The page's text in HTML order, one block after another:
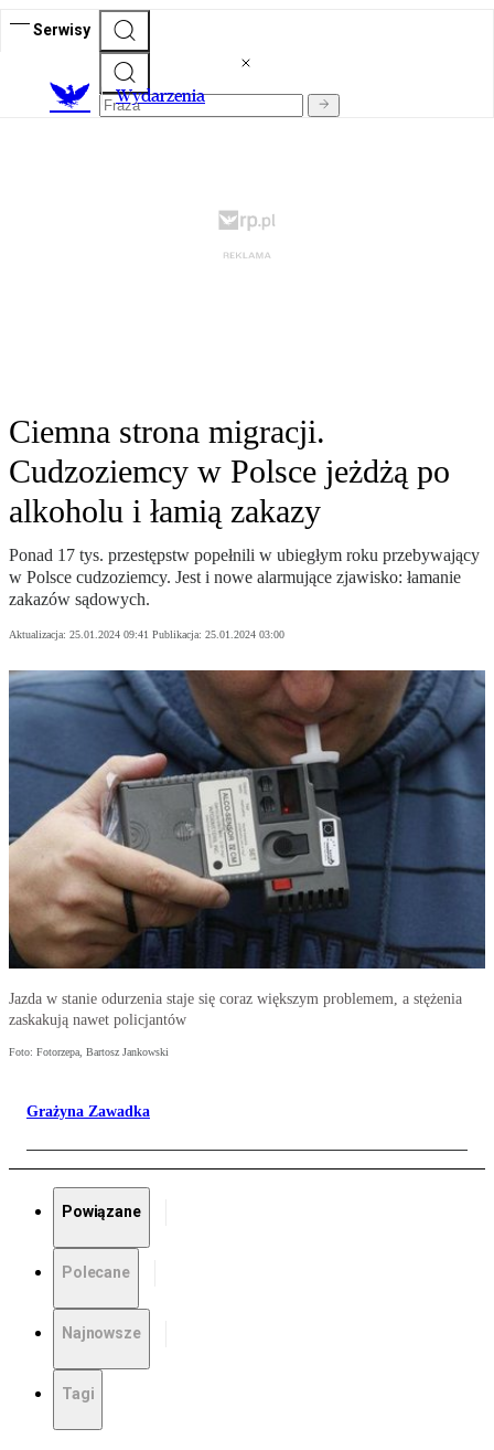
Serwisy
Wydarzenia
Ciemna strona migracji.
Cudzoziemcy w Polsce jeżdżą po
alkoholu i łamią zakazy
Ponad 17 tys. przestępstw popełnili w ubiegłym roku przebywający
w Polsce cudzoziemcy. Jest i nowe alarmujące zjawisko: łamanie
zakazów sądowych.
Aktualizacja: 25.01.2024 09:41 Publikacja: 25.01.2024 03:00
Jazda w stanie odurzenia staje się coraz większym problemem, a stężenia
zaskakują nawet policjantów
Foto: Fotorzepa, Bartosz Jankowski
Grażyna Zawadka
Powiązane
Polecane
Najnowsze
Tagi